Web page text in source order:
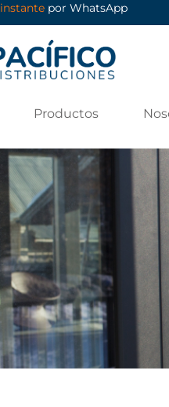
instante por WhatsApp
Productos